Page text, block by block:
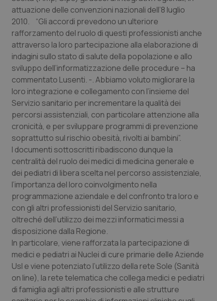
Campania
Emilia-Romagna
Friuli Venezia Giulia
Lazio
Liguria
Lombardia
Marche
Molise
Piemonte
Provincia Autonoma di Bolzano
Provincia Autonoma di Trento
Car-T
Colesterolo & coronaropatie
Dermatite Atopica
Diabete & glucometri
Disturbi dell’umore
Dolore
Donna & Salute
Epatiti
HIV
Infezioni & Febbre
Ipertensione & Scompenso
attuazione delle convenzioni nazionali dell’8 luglio
2010. “Gli accordi prevedono un ulteriore
rafforzamento del ruolo di questi professionisti anche
attraverso la loro partecipazione alla elaborazione di
indagini sullo stato di salute della popolazione e allo
sviluppo dell’informatizzazione delle procedure – ha
commentato Lusenti. -. Abbiamo voluto migliorare la
loro integrazione e collegamento con l’insieme del
Servizio sanitario per incrementare la qualità dei
percorsi assistenziali, con particolare attenzione alla
cronicità, e per sviluppare programmi di prevenzione
soprattutto sul rischio obesità, rivolti ai bambini”.
I documenti sottoscritti ribadiscono dunque la
centralità del ruolo dei medici di medicina generale e
dei pediatri di libera scelta nel percorso assistenziale,
l’importanza del loro coinvolgimento nella
programmazione aziendale e del confronto tra loro e
con gli altri professionisti del Servizio sanitario,
oltreché dell’utilizzo dei mezzi informatici messi a
disposizione dalla Regione.
In particolare, viene rafforzata la partecipazione di
medici e pediatri ai Nuclei di cure primarie delle Aziende
Usl e viene potenziato l’utilizzo della rete Sole (Sanità
on line), la rete telematica che collega medici e pediatri
di famiglia agli altri professionisti e alle strutture